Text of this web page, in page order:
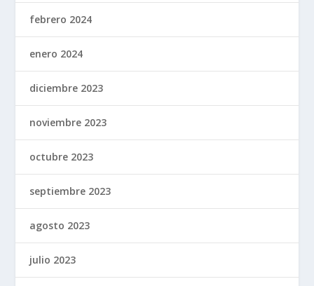
febrero 2024
enero 2024
diciembre 2023
noviembre 2023
octubre 2023
septiembre 2023
agosto 2023
julio 2023